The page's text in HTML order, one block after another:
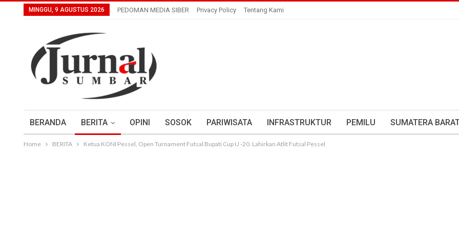
MINGGU, 9 AGUSTUS 2026 PEDOMAN MEDIA SIBER Privacy Policy Tentang Kami
BERANDA BERITA OPINI SOSOK PARIWISATA INFRASTRUKTUR PEMILU SUMATERA
Home BERITA Ketua KONI Pessel, Open Turnament Futsal Bupati Cup U -20. Lahirkan Atlit Futsal Pessel